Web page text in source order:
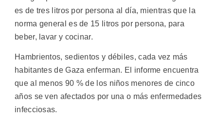
es de tres litros por persona al día, mientras que la
norma general es de 15 litros por persona, para
beber, lavar y cocinar.
Hambrientos, sedientos y débiles, cada vez más
habitantes de Gaza enferman. El informe encuentra
que al menos 90 % de los niños menores de cinco
años se ven afectados por una o más enfermedades
infecciosas.